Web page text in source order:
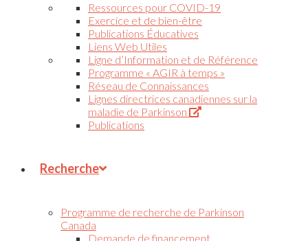
Ressources pour COVID-19
Exercice et de bien-être
Publications Éducatives
Liens Web Utiles
Ligne d’Information et de Référence
Programme « AGIR à temps »
Réseau de Connaissances
Lignes directrices canadiennes sur la
maladie de Parkinson
(S’ouvre
Publications
Recherche
Programme de recherche de Parkinson
Canada
Demande de financement